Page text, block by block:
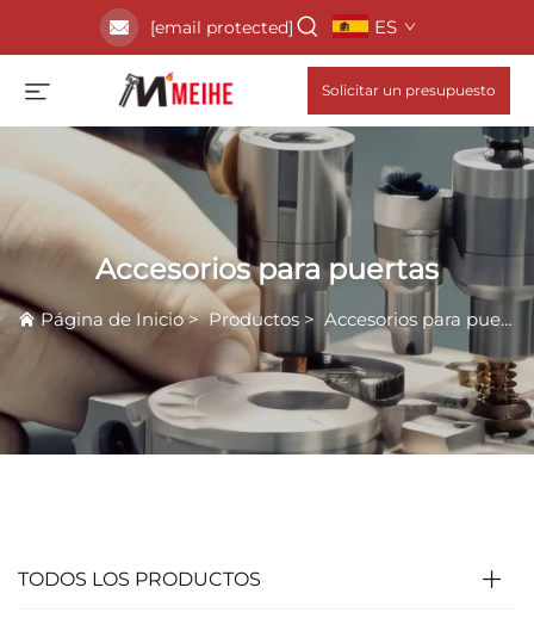
[email protected] ES
Solicitar un presupuesto
Accesorios para puertas
Página de Inicio>Productos > Accesorios para puertas
TODOS LOS PRODUCTOS